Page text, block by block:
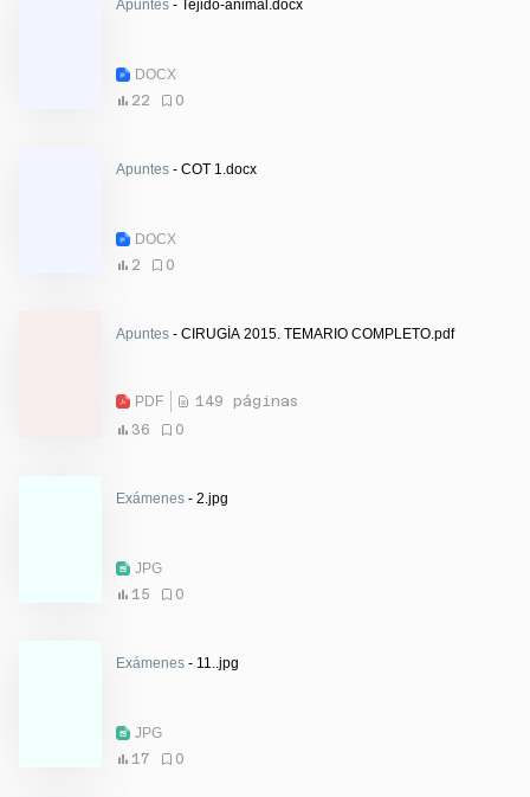
Apuntes - Tejido-animal.docx
DOCX
22
0
Apuntes - COT 1.docx
DOCX
2
0
Apuntes - CIRUGÍA 2015. TEMARIO COMPLETO.pdf
PDF
149 páginas
36
0
Exámenes - 2.jpg
JPG
15
0
Exámenes - 11..jpg
JPG
17
0